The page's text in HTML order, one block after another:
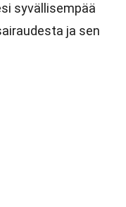
syvällisempää
ja sen